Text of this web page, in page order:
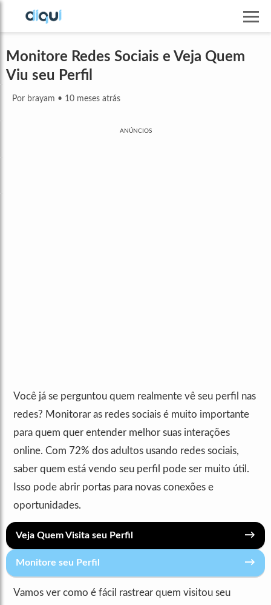
Monitore Redes Sociais e Veja Quem
Viu seu Perfil
Por brayam • 10 meses atrás
ANÚNCIOS
Você já se perguntou quem realmente vê seu perfil nas
redes? Monitorar as redes sociais é muito importante
para quem quer entender melhor suas interações
online. Com 72% dos adultos usando redes sociais,
saber quem está vendo seu perfil pode ser muito útil.
Isso pode abrir portas para novas conexões e
oportunidades.
Veja Quem Visita seu Perfil →
Monitore seu Perfil →
Vamos ver como é fácil rastrear quem visitou seu